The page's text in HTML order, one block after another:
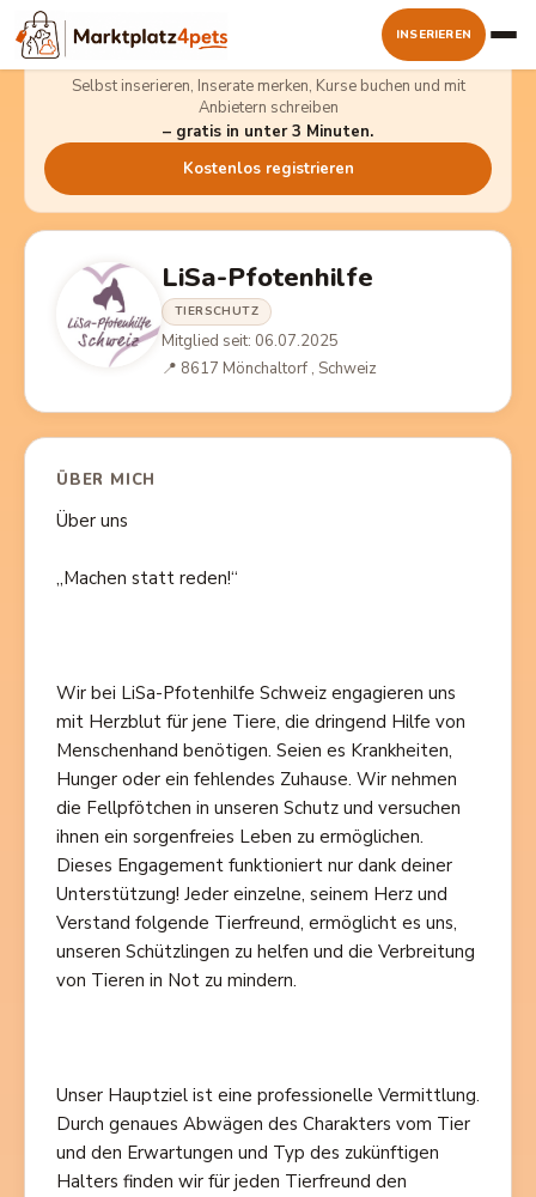
INSERIEREN
Kostenlos dabei sein
Selbst inserieren, Inserate merken, Kurse buchen und mit
Anbietern schreiben
– gratis in unter 3 Minuten.
Kostenlos registrieren
LiSa-Pfotenhilfe
TIERSCHUTZ
Mitglied seit: 06.07.2025
📍 8617 Mönchaltorf ​, Schweiz
ÜBER MICH
Über uns
„Machen statt reden!“
Wir bei LiSa-Pfotenhilfe Schweiz engagieren uns
mit Herzblut für jene Tiere, die dringend Hilfe von
Menschenhand benötigen. Seien es Krankheiten,
Hunger oder ein fehlendes Zuhause. Wir nehmen
die Fellpfötchen in unseren Schutz und versuchen
ihnen ein sorgenfreies Leben zu ermöglichen.
Dieses Engagement funktioniert nur dank deiner
Unterstützung! Jeder einzelne, seinem Herz und
Verstand folgende Tierfreund, ermöglicht es uns,
unseren Schützlingen zu helfen und die Verbreitung
von Tieren in Not zu mindern.
Unser Hauptziel ist eine professionelle Vermittlung.
Durch genaues Abwägen des Charakters vom Tier
und den Erwartungen und Typ des zukünftigen
Halters finden wir für jeden Tierfreund den